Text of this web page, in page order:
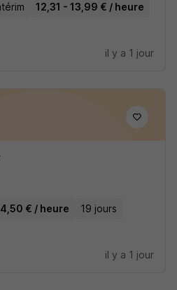
12,31 - 13,99 € / heure
il y a 1 jour
€ / heure 19 jours
il y a 1 jour